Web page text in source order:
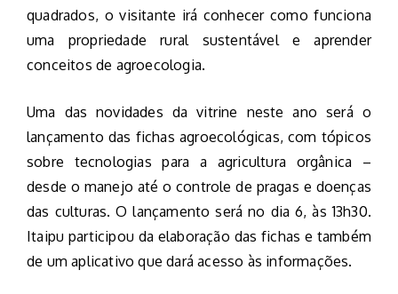
quadrados, o visitante irá conhecer como funciona
uma propriedade rural sustentável e aprender
conceitos de agroecologia.
Uma das novidades da vitrine neste ano será o
lançamento das fichas agroecológicas, com tópicos
sobre tecnologias para a agricultura orgânica –
desde o manejo até o controle de pragas e doenças
das culturas. O lançamento será no dia 6, às 13h30.
Itaipu participou da elaboração das fichas e também
de um aplicativo que dará acesso às informações.